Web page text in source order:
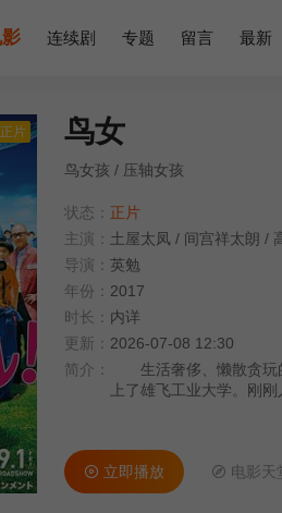
连续剧 专题 留言 最新
正片 鸟女
鸟女孩 / 压轴女孩
状态： 正片
主演： 土屋太凤 / 间宫祥太朗 /
导演： 英勉
年份： 2017
时长： 内详
更新： 2026-07-08 12:30
简介：
生活奢侈、懒散贪玩
上了雄飞工业大学。刚
犬”的坂场大志（间宫祥
打造的机体也受到重创
的雪菜慢慢找到前进的
立即播放 电影天